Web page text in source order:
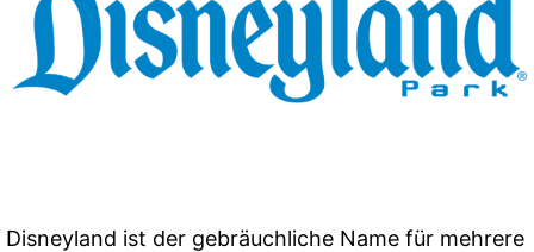
Disneyland ist der gebräuchliche Name für mehrere